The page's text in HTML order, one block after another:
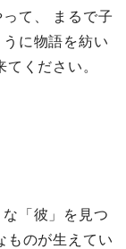
て、 まるで子
に物語を紡い
ください。
「彼」を見つ
ものが生えてい